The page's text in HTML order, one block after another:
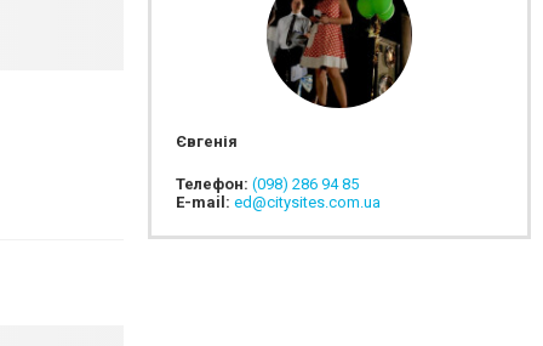
Євгенія
Телефон: (098) 286 94 85
E-mail: ed@citysites.com.ua